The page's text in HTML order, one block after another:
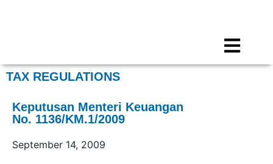
TAX REGULATIONS
Keputusan Menteri Keuangan
No. 1136/KM.1/2009
September 14, 2009